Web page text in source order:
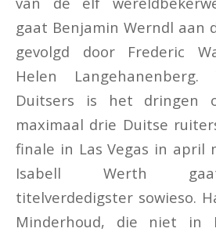
gaat Benjamin Werndl aan
gevolgd door Frederic
Helen
Duitsers is het dringen
maximaal drie Duitse
finale in Las Vegas in april
Isabell Werth
titelverdedigster sowieso.
Minderhoud, die niet in